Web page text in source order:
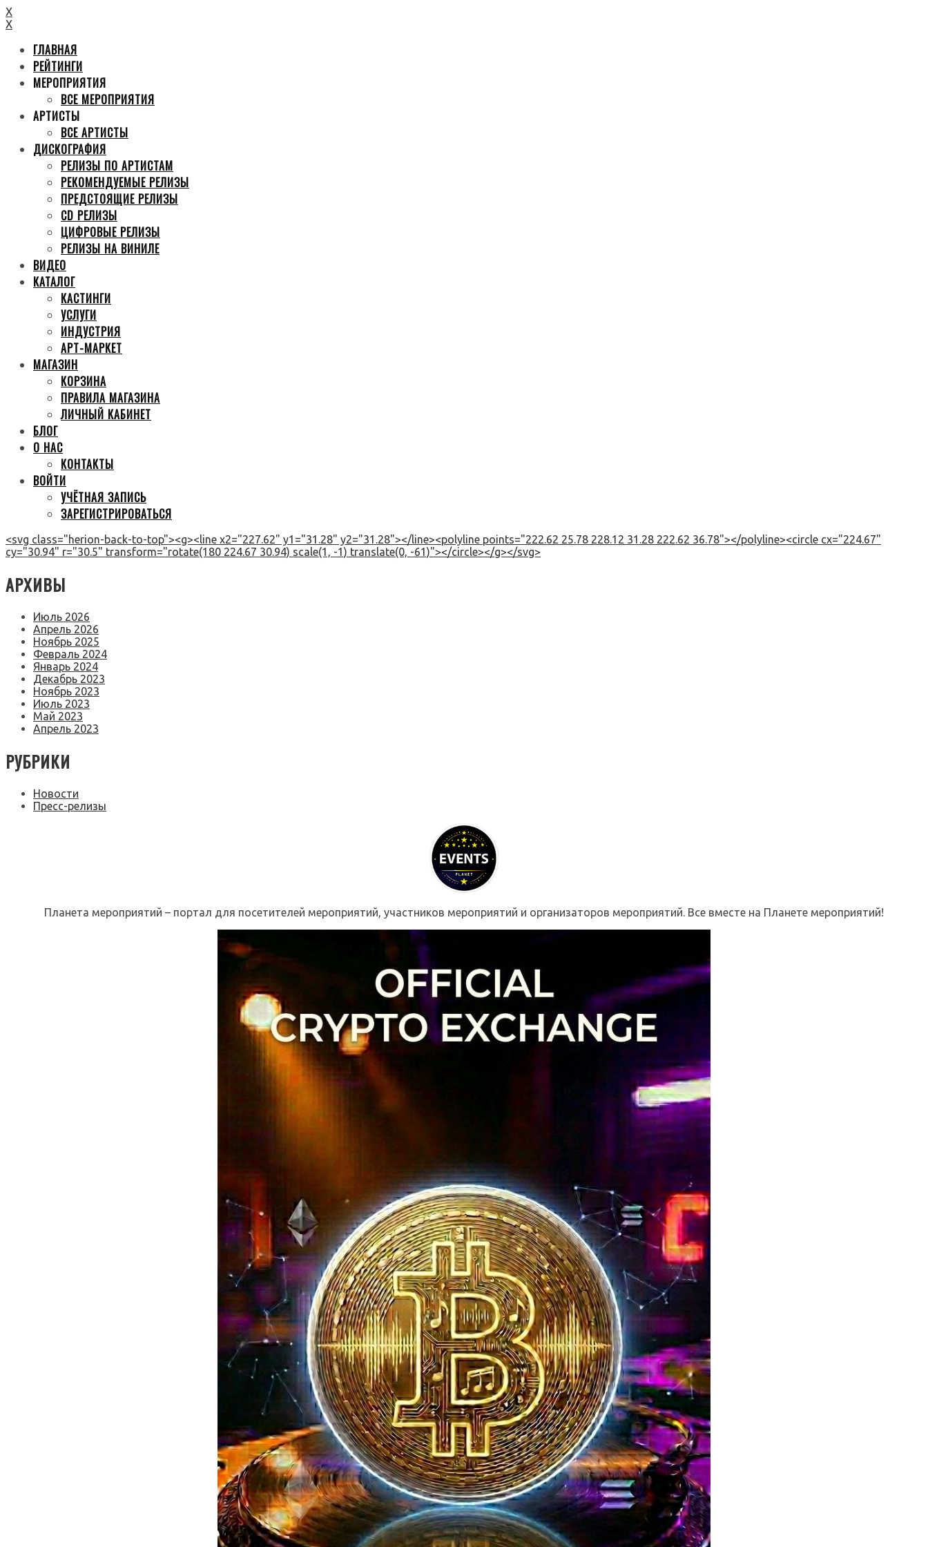
X
X
ГЛАВНАЯ
РЕЙТИНГИ
МЕРОПРИЯТИЯ
ВСЕ МЕРОПРИЯТИЯ
АРТИСТЫ
ВСЕ АРТИСТЫ
ДИСКОГРАФИЯ
РЕЛИЗЫ ПО АРТИСТАМ
РЕКОМЕНДУЕМЫЕ РЕЛИЗЫ
ПРЕДСТОЯЩИЕ РЕЛИЗЫ
CD РЕЛИЗЫ
ЦИФРОВЫЕ РЕЛИЗЫ
РЕЛИЗЫ НА ВИНИЛЕ
ВИДЕО
КАТАЛОГ
КАСТИНГИ
УСЛУГИ
ИНДУСТРИЯ
АРТ-МАРКЕТ
МАГАЗИН
КОРЗИНА
ПРАВИЛА МАГАЗИНА
ЛИЧНЫЙ КАБИНЕТ
БЛОГ
О НАС
КОНТАКТЫ
ВОЙТИ
УЧЁТНАЯ ЗАПИСЬ
ЗАРЕГИСТРИРОВАТЬСЯ
<svg class="herion-back-to-top"><g><line x2="227.62" y1="31.28" y2="31.28"></line><polyline points="222.62 25.78 228.12 31.28 222.62 36.78"></polyline><circle cx="224.67"
cy="30.94" r="30.5" transform="rotate(180 224.67 30.94) scale(1, -1) translate(0, -61)"></circle></g></svg>
АРХИВЫ
Июль 2026
Апрель 2026
Ноябрь 2025
Февраль 2024
Январь 2024
Декабрь 2023
Ноябрь 2023
Июль 2023
Май 2023
Апрель 2023
РУБРИКИ
Новости
Пресс-релизы
Планета мероприятий – портал для посетителей мероприятий, участников мероприятий и организаторов мероприятий. Все вместе на Планете мероприятий!